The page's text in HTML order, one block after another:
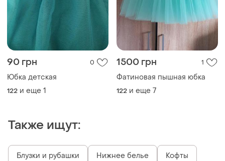
90 грн 0
Юбка детская
122 и еще 1
1500 грн 1
Фатиновая пышная юбка
122 и еще 7
Также ищут:
Блузки и рубашки Нижнее белье Кофты